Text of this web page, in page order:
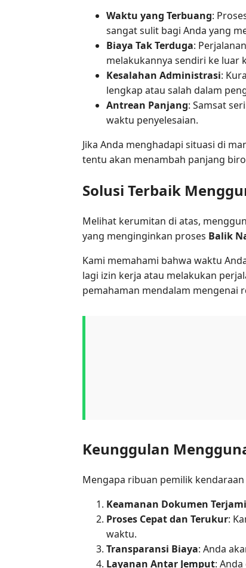
Waktu yang Terbuang:
sangat sulit bagi Anda yang
Biaya Tak Terduga:
melakukannya sendiri ke luar
Kesalahan Administrasi:
lengkap atau salah dalam
Antrean Panjang: Samsat
waktu penyelesaian.
Jika Anda menghadapi situasi di
tentu akan menambah panjang
Solusi Terbaik
Melihat kerumitan di atas,
yang menginginkan proses Balik
Kami memahami bahwa waktu
lagi izin kerja atau melakukan
pemahaman mendalam mengenai
Keunggulan
Mengapa ribuan pemilik
Keamanan Dokumen
Proses Cepat dan Terukur:
waktu.
Transparansi Biaya: Anda
Layanan Antar Jemput: